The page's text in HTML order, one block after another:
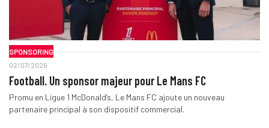
SPONSORING
02/07/2026
Football. Un sponsor majeur pour Le Mans FC
Promu en Ligue 1 McDonald’s, Le Mans FC ajoute un nouveau
partenaire principal à son dispositif commercial.